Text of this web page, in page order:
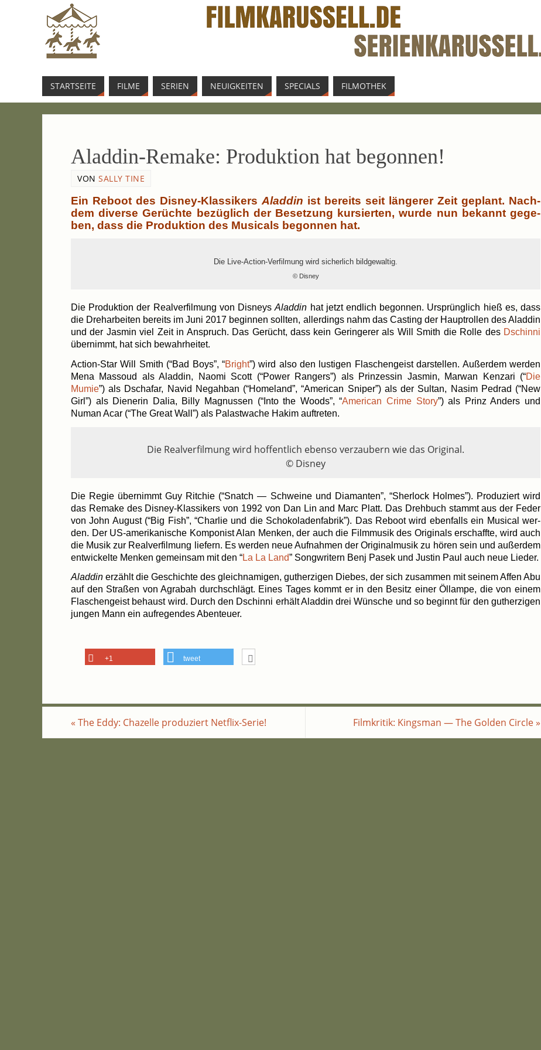
START­SEI­TE FIL­ME SERI­EN NEU­IG­KEI­TEN SPE­CIALS FIL­MO­THEK
Aladdin-Remake: Pro­duk­ti­on hat begonnen!
VON SALLY TINE
Ein Reboot des Disney-Klassikers Alad­din ist bereits seit län­ge­rer Zeit geplant. Nach­
dem diver­se Gerüch­te bezüg­lich der Beset­zung kur­sier­ten, wur­de nun bekannt gege­
ben, dass die Pro­duk­ti­on des Musi­cals begon­nen hat.
Die Live-Action-Verfilmung wird sicher­lich bild­ge­wal­tig.
© Dis­ney
Die Pro­duk­ti­on der Real­ver­fil­mung von Dis­neysAlad­din hat jetzt end­lich begon­nen. Ursprüng­lich hieß es, dass
die Dreh­ar­bei­ten bereits im Juni 2017 begin­nen soll­ten, aller­dings nahm das Cas­ting der Haupt­rol­len des Alad­din
und der Jas­min viel Zeit in Anspruch. Das Gerücht, dass kein Gerin­ge­rer als Will Smith die Rol­le des Dschin­ni
über­nimmt, hat sich bewahrheitet.
Action-Star Will Smith (“Bad Boys”, “Bright”) wird also den lus­ti­gen Fla­schen­geist dar­stel­len. Außer­dem wer­den
Mena Massoud als Alad­din, Nao­mi Scott (“Power Ran­gers”) als Prin­zes­sin Jas­min, Mar­wan Kenz­ari (“Die
Mumie”) als Dschafar, Navid Negah­ban (“Home­land”, “Ame­ri­can Sni­per”) als der Sul­tan, Nasim Ped­rad (“New
Girl”) als Die­ne­rin Dalia, Bil­ly Magnus­sen (“Into the Woods”, “Ame­ri­can Crime Sto­ry”) als Prinz Anders und
Numan Acar (“The Gre­at Wall”) als Palast­wa­che Hakim auftreten.
Die Real­ver­fil­mung wird hof­fent­lich eben­so ver­zau­bern wie das Ori­gi­nal.
© Dis­ney
Die Regie über­nimmt Guy Rit­chie (“Snatch — Schwei­ne und Dia­man­ten”, “Sher­lock Hol­mes”). Pro­du­ziert wird
das Remake des Disney-Klassikers von 1992 von Dan Lin and Marc Platt. Das Dreh­buch stammt aus der Feder
von John August (“Big Fish”, “Char­lie und die Scho­ko­la­den­fa­brik”). Das Reboot wird eben­falls ein Musi­cal wer­
den. Der US-amerikanische Kom­po­nist Alan Men­ken, der auch die Film­mu­sik des Ori­gi­nals erschaff­te, wird auch
die Musik zur Real­ver­fil­mung lie­fern. Es wer­den neue Auf­nah­men der Ori­gi­nal­mu­sik zu hören sein und außer­dem
ent­wi­ckel­te Men­ken gemein­sam mit den “La La Land” Song­wri­tern Benj Pasek und Jus­tin Paul auch neue Lieder.
Alad­din erzählt die Geschich­te des gleich­na­mi­gen, gut­her­zi­gen Die­bes, der sich zusam­men mit sei­nem Affen Abu
auf den Stra­ßen von Agrabah durch­schlägt. Eines Tages kommt er in den Besitz einer Öllam­pe, die von einem
Fla­schen­geist behaust wird. Durch den Dschin­ni erhält Alad­din drei Wün­sche und so beginnt für den gut­her­zi­gen
jun­gen Mann ein auf­re­gen­des Abenteuer.
+1 tweet
« The Eddy: Cha­zel­le pro­du­ziert Netflix-Serie! Film­kri­tik: King­s­man — The Gol­den Circle»